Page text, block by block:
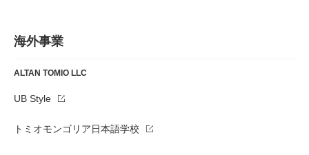
海外事業
ALTAN TOMIO LLC
UB Style
トミオモンゴリア日本語学校